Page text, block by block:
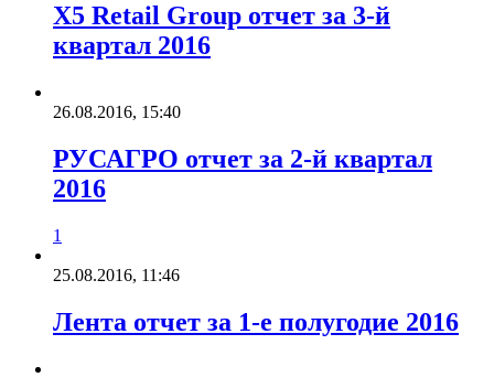
X5 Retail Group отчет за 3-й
квартал 2016
26.08.2016, 15:40
РУСАГРО отчет за 2-й квартал
2016
1
25.08.2016, 11:46
Лента отчет за 1-е полугодие 2016